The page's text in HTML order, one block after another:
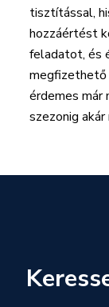
tisztítással,
hozzáértést
feladatot, és
megfizethető
érdemes már
szezonig